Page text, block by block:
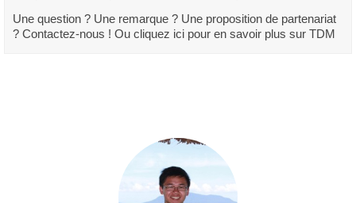
Une question ? Une remarque ? Une proposition de partenariat
? Contactez-nous ! Ou cliquez ici pour en savoir plus sur TDM